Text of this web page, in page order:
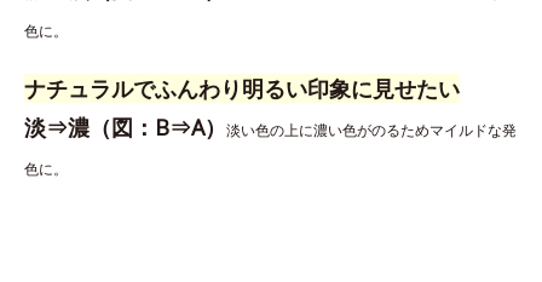
色に。
ナチュラルでふんわり明るい印象に見せたい
淡⇒濃（図：B⇒A）
淡い色の上に濃い色がのるためマイルドな発
色に。